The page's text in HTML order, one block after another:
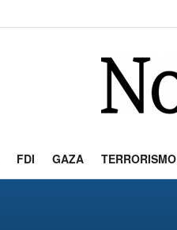
FDI GAZA TERRORISMO